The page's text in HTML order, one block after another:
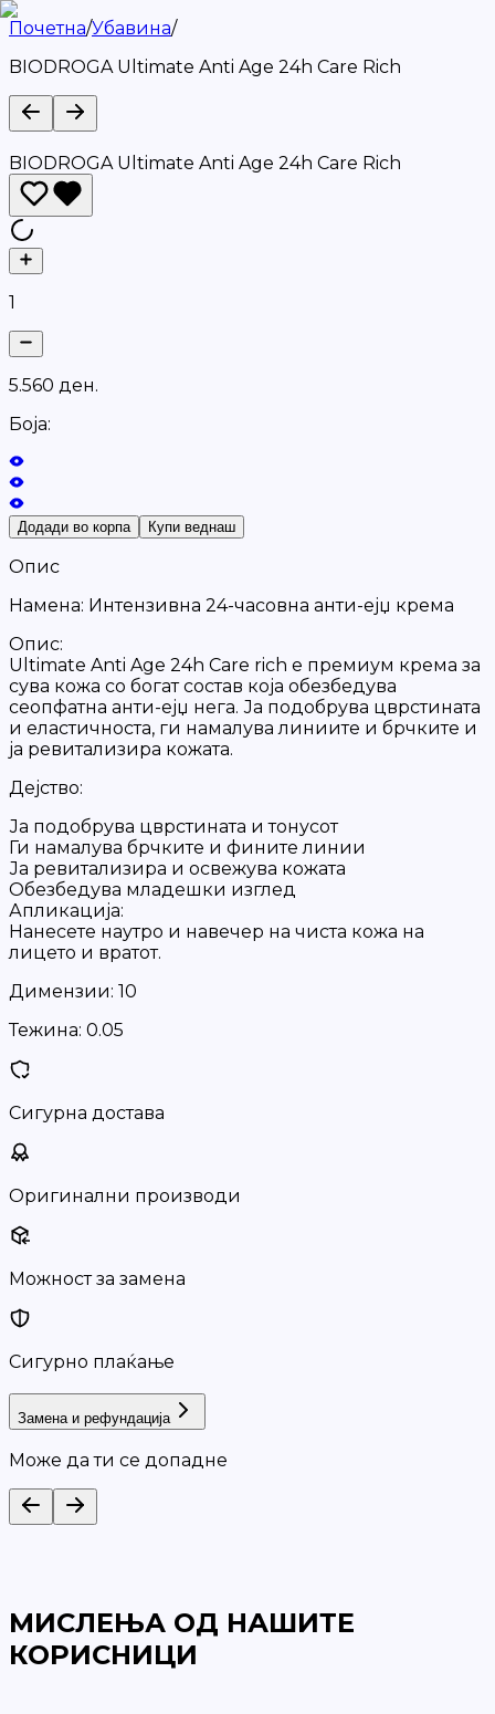
Почетна/Убавина/
BIODROGA Ultimate Anti Age 24h Care Rich
BIODROGA Ultimate Anti Age 24h Care Rich
1
5.560 ден.
Боја:
Додади во корпа Купи веднаш
Опис
Намена: Интензивна 24-часовна анти-ејџ крема
Опис:
Ultimate Anti Age 24h Care rich е премиум крема за
сува кожа со богат состав која обезбедува
сеопфатна анти-ејџ нега. Ја подобрува цврстината
и еластичноста, ги намалува линиите и брчките и
ја ревитализира кожата.
Дејство:
Ја подобрува цврстината и тонусот
Ги намалува брчките и фините линии
Ја ревитализира и освежува кожата
Обезбедува младешки изглед
Апликација:
Нанесете наутро и навечер на чиста кожа на
лицето и вратот.
Димензии: 10
Тежина: 0.05
Сигурна достава
Оригинални производи
Можност за замена
Сигурно плаќање
Замена и рефундација
Може да ти се допадне
МИСЛЕЊА ОД НАШИТЕ
КОРИСНИЦИ